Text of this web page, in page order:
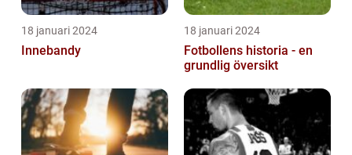
18 januari 2024
Innebandy
18 januari 2024
Fotbollens historia - en
grundlig översikt